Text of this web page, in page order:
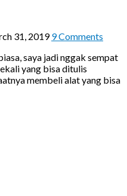
31, 2019 9 Comments
saya jadi nggak sempat
yang bisa ditulis
membeli alat yang bisa